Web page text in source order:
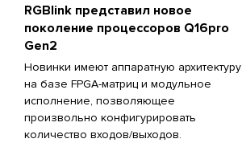
RGBlink представил новое
поколение процессоров Q16pro
Gen2
Новинки имеют аппаратную архитектуру
на базе FPGA-матриц и модульное
исполнение, позволяющее
произвольно конфигурировать
количество входов/выходов.